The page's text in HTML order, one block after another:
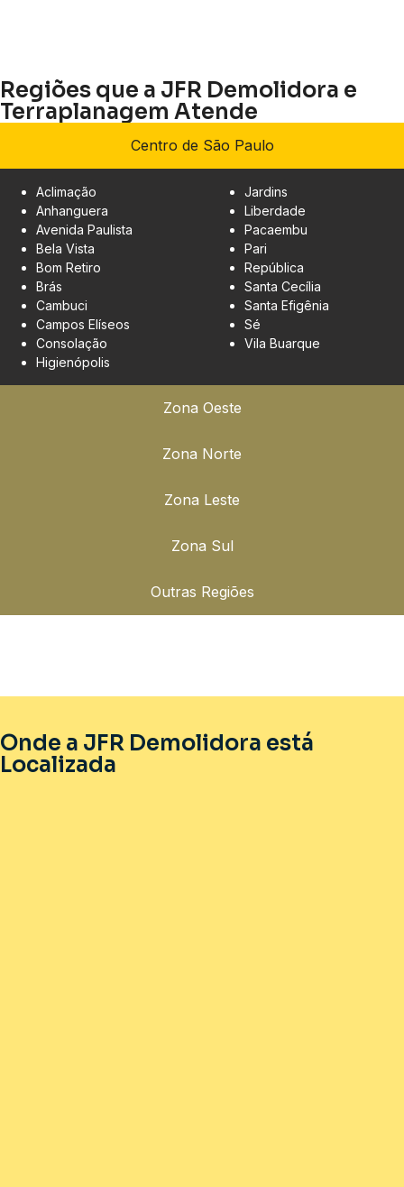
Regiões que a JFR Demolidora e
Terraplanagem Atende
Centro de São Paulo
Zona Oeste
Zona Norte
Zona Leste
Zona Sul
Outras Regiões
Aclimação
Anhanguera
Avenida Paulista
Bela Vista
Bom Retiro
Brás
Cambuci
Campos Elíseos
Consolação
Higienópolis
Jardins
Liberdade
Pacaembu
Pari
República
Santa Cecília
Santa Efigênia
Sé
Vila Buarque
Onde a JFR Demolidora está
Localizada